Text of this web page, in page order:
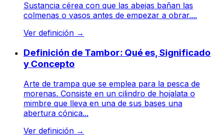
Sustancia cérea con que las abejas bañan las
colmenas o vasos antes de empezar a obrar....
Ver definición →
Definición de Tambor: Qué es, Significado
y Concepto
Arte de trampa que se emplea para la pesca de
morenas. Consiste en un cilindro de hojalata o
mimbre que lleva en una de sus bases una
abertura cónica...
Ver definición →